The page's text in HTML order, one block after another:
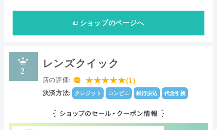
ショップのページへ
2
レンズクイック
店の評価: ★★★★★(1)
決済方法: クレジット コンビニ 銀行振込 代金引換